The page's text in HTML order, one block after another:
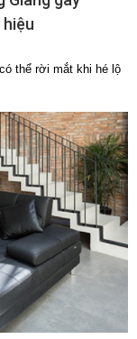
thể rời mắt khi hé lộ